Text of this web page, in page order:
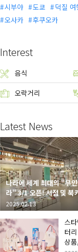
시부야 도쿄 덕질 여
오사카
후쿠오카
Interest
음식
오락거리
Latest News
나라에 세계 최대의 "무
라" 3/1 오픈! 서점 및 북
"가시하라 서점"도 출점
2025.02.13
스
터
상